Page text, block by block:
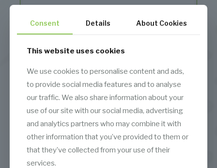
Dok Sarım
Consent Details About Cookies
This website uses cookies
We use cookies to personalise content and ads,
to provide social media features and to analyse
our traffic. We also share information about your
use of our site with our social media, advertising
and analytics partners who may combine it with
other information that you’ve provided to them or
that they’ve collected from your use of their
services.